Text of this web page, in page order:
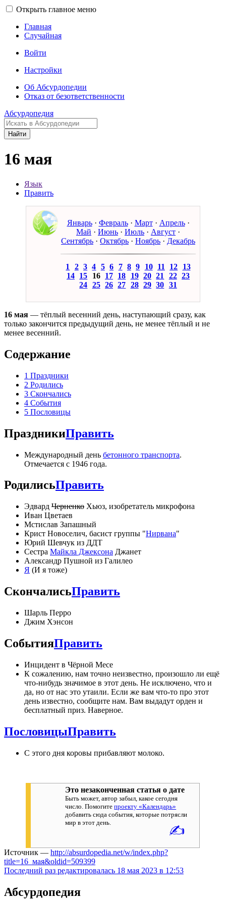
Открыть главное меню
Главная
Случайная
Войти
Настройки
Об Абсурдопедии
Отказ от безответственности
Абсурдопедия
Найти
16 мая
Язык
Править
Январь· Февраль· Март· Апрель·
Май · Июнь · Июль · Август ·
Сентябрь · Октябрь · Ноябрь · Декабрь
1 2 3 4 5 6 7 8 9 10 11 12
13
14 15 16 17 18 19 20 21 22 23
24 25 26 27 28 29 30 31
16 мая — тёплый весенний день, наступающий сразу, как
только закончится предыдущий день, не менее тёплый и не
менее весенний.
Содержание
1 Праздники
2 Родились
3 Скончались
4 События
5 Пословицы
ПраздникиПравить
Международный день бетонного транспорта.
Отмечается с 1946 года.
РодилисьПравить
Эдвард Черненко Хьюз, изобретатель микрофона
Иван Цветаев
Мстислав Запашный
Крист Новоселич, басист группы "Нирвана"
Юрий Шевчук из ДДТ
Сестра Майкла Джексона Джанет
Александр Пушной из Галилео
Я (И я тоже)
СкончалисьПравить
Шарль Перро
Джим Хэнсон
СобытияПравить
Инцидент в Чёрной Месе
К сожалению, нам точно неизвестно, произошло ли ещё
что-нибудь значимое в этот день. Не исключено, что и
да, но от нас это утаили. Если же вам что-то про этот
день известно, сообщите нам. Вам выдадут орден и
бесплатный приз. Наверное.
ПословицыПравить
С этого дня коровы прибавляют молоко.
Это незаконченная статья о дате
Быть может, автор забыл, какое сегодня
число. Помогитепроекту «Календарь»
добавить сюда события, которые потрясли
мир в этот день.
✍
Источник — http://absurdopedia.net/w/index.php?
title=16_мая&oldid=509399
Последний раз редактировалась 18 мая 2023 в 12:53
Абсурдопедия